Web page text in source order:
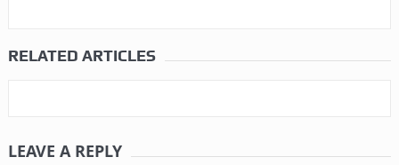
RELATED ARTICLES
LEAVE A REPLY